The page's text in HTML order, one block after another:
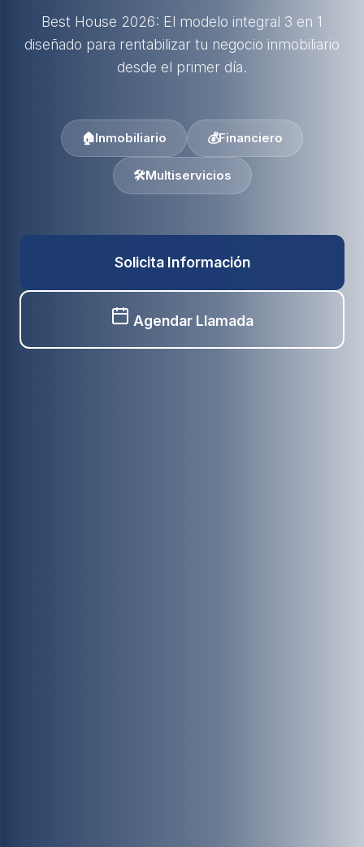
Best House 2026: El modelo integral 3 en 1
diseñado para rentabilizar tu negocio inmobiliario
desde el primer día.
🏠Inmobiliario 💰Financiero
🛠️Multiservicios
Solicita Información
Agendar Llamada